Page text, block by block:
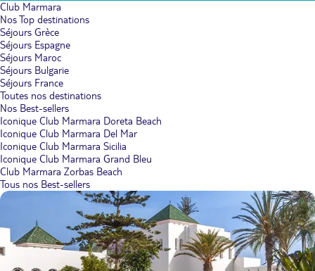
Club Marmara
Nos Top destinations
Séjours Grèce
Séjours Espagne
Séjours Maroc
Séjours Bulgarie
Séjours France
Toutes nos destinations
Nos Best-sellers
Iconique Club Marmara Doreta Beach
Iconique Club Marmara Del Mar
Iconique Club Marmara Sicilia
Iconique Club Marmara Grand Bleu
Club Marmara Zorbas Beach
Tous nos Best-sellers